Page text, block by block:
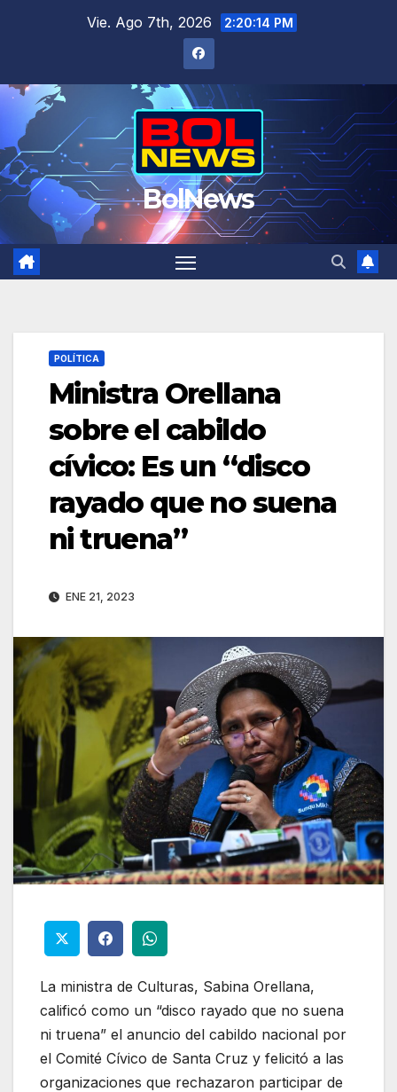
Vie. Ago 7th, 2026 2:20:15 PM
BolNews
POLÍTICA
Ministra Orellana
sobre el cabildo
cívico: Es un “disco
rayado que no suena
ni truena”
ENE 21, 2023
La ministra de Culturas, Sabina Orellana,
calificó como un “disco rayado que no suena
ni truena” el anuncio del cabildo nacional por
el Comité Cívico de Santa Cruz y felicitó a las
organizaciones que rechazaron participar de